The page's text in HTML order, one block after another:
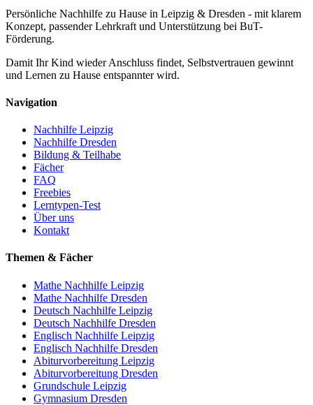
Persönliche Nachhilfe zu Hause in Leipzig & Dresden - mit klarem
Konzept, passender Lehrkraft und Unterstützung bei BuT-
Förderung.
Damit Ihr Kind wieder Anschluss findet, Selbstvertrauen gewinnt
und Lernen zu Hause entspannter wird.
Navigation
Nachhilfe Leipzig
Nachhilfe Dresden
Bildung & Teilhabe
Fächer
FAQ
Freebies
Lerntypen-Test
Über uns
Kontakt
Themen & Fächer
Mathe Nachhilfe Leipzig
Mathe Nachhilfe Dresden
Deutsch Nachhilfe Leipzig
Deutsch Nachhilfe Dresden
Englisch Nachhilfe Leipzig
Englisch Nachhilfe Dresden
Abiturvorbereitung Leipzig
Abiturvorbereitung Dresden
Grundschule Leipzig
Gymnasium Dresden